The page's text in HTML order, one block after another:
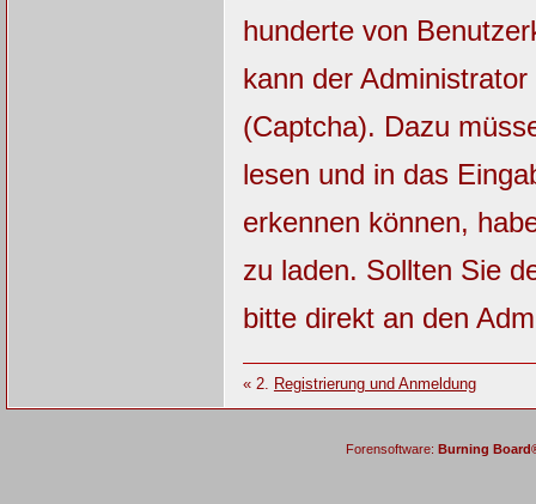
hunderte von
kann der
(Captcha). Dazu
lesen und in das
erkennen können,
zu laden. Sollten Sie
bitte direkt an den
« 2. Registrierung und Anmeldung
Forensoftware: Burning